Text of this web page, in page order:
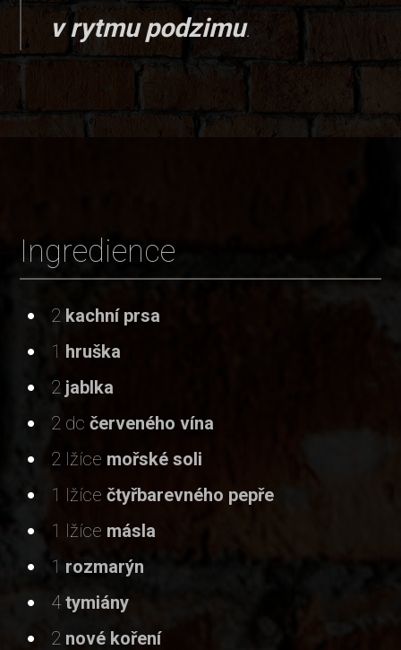
v rytmu podzimu.
Ingredience
2 kachní prsa
1 hruška
2 jablka
2 dcčerveného vína
2 lžíce mořské soli
1 lžícečtyřbarevného pepře
1 lžíce másla
1 rozmarýn
4 tymiány
2 nové koření